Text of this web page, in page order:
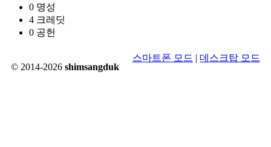
0 명성
4 크레딧
0 공헌
© 2014-2026 shimsangduk
스마트폰 모드 | 데스크탑 모드